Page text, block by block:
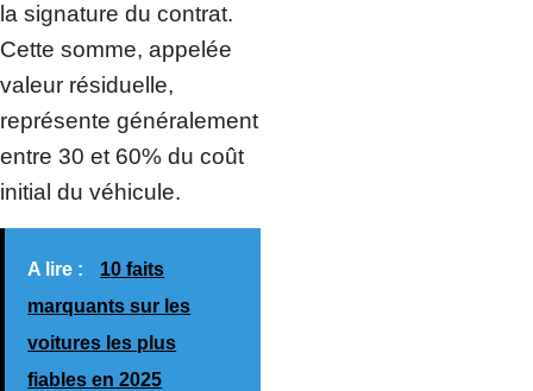
la signature du contrat.
Cette somme, appelée
valeur résiduelle,
représente généralement
entre 30 et 60% du coût
initial du véhicule.
A lire :
10 faits
marquants sur les
voitures les plus
fiables en 2025